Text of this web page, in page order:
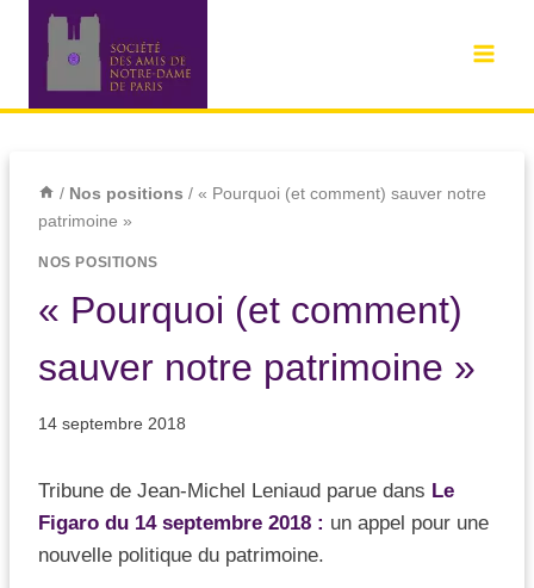
/ Nos positions / « Pourquoi (et comment) sauver notre
patrimoine »
NOS POSITIONS
« Pourquoi (et comment)
sauver notre patrimoine »
14 septembre 2018
Tribune de Jean-Michel Leniaud parue dans Le
Figaro du 14 septembre 2018 : un appel pour une
nouvelle politique du patrimoine.